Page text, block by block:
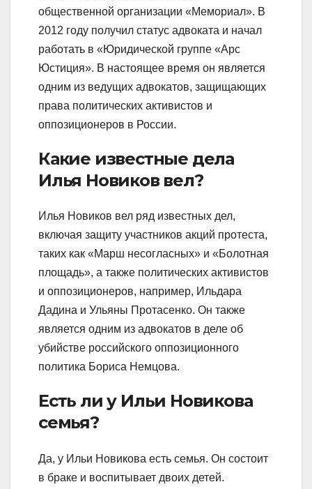
общественной организации «Мемориал». В
2012 году получил статус адвоката и начал
работать в «Юридической группе «Арс
Юстиция». В настоящее время он является
одним из ведущих адвокатов, защищающих
права политических активистов и
оппозиционеров в России.
Какие известные дела
Илья Новиков вел?
Илья Новиков вел ряд известных дел,
включая защиту участников акций протеста,
таких как «Марш несогласных» и «Болотная
площадь», а также политических активистов
и оппозиционеров, например, Ильдара
Дадина и Ульяны Протасенко. Он также
является одним из адвокатов в деле об
убийстве российского оппозиционного
политика Бориса Немцова.
Есть ли у Ильи Новикова
семья?
Да, у Ильи Новикова есть семья. Он состоит
в браке и воспитывает двоих детей.